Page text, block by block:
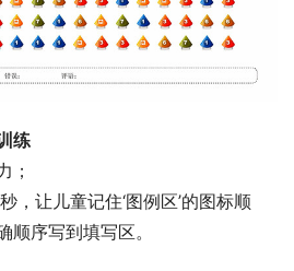
练
；
，让儿童记住‘图例区’的图标顺
顺序写到填写区。